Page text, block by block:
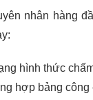
nhân hàng
hình thức
hợp bảng